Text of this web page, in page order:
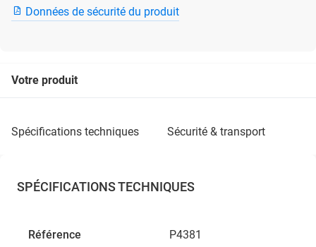
Données de sécurité du produit
Votre produit
spécifications techniques sécurité & transport
SPÉCIFICATIONS TECHNIQUES
Référence P4381